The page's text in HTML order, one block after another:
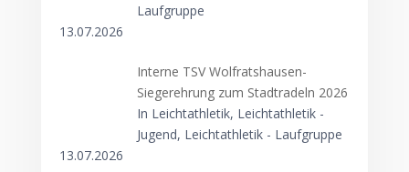
Laufgruppe
13.07.2026
Interne TSV Wolfratshausen-
Siegerehrung zum Stadtradeln 2026
In Leichtathletik, Leichtathletik -
Jugend, Leichtathletik - Laufgruppe
13.07.2026